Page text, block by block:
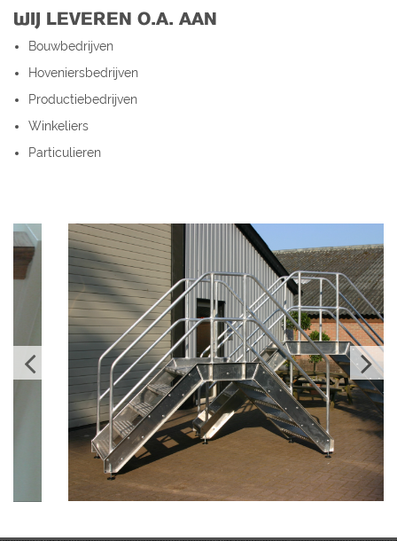
WIJ LEVEREN O.A. AAN
Bouwbedrijven
Hoveniersbedrijven
Productiebedrijven
Winkeliers
Particulieren